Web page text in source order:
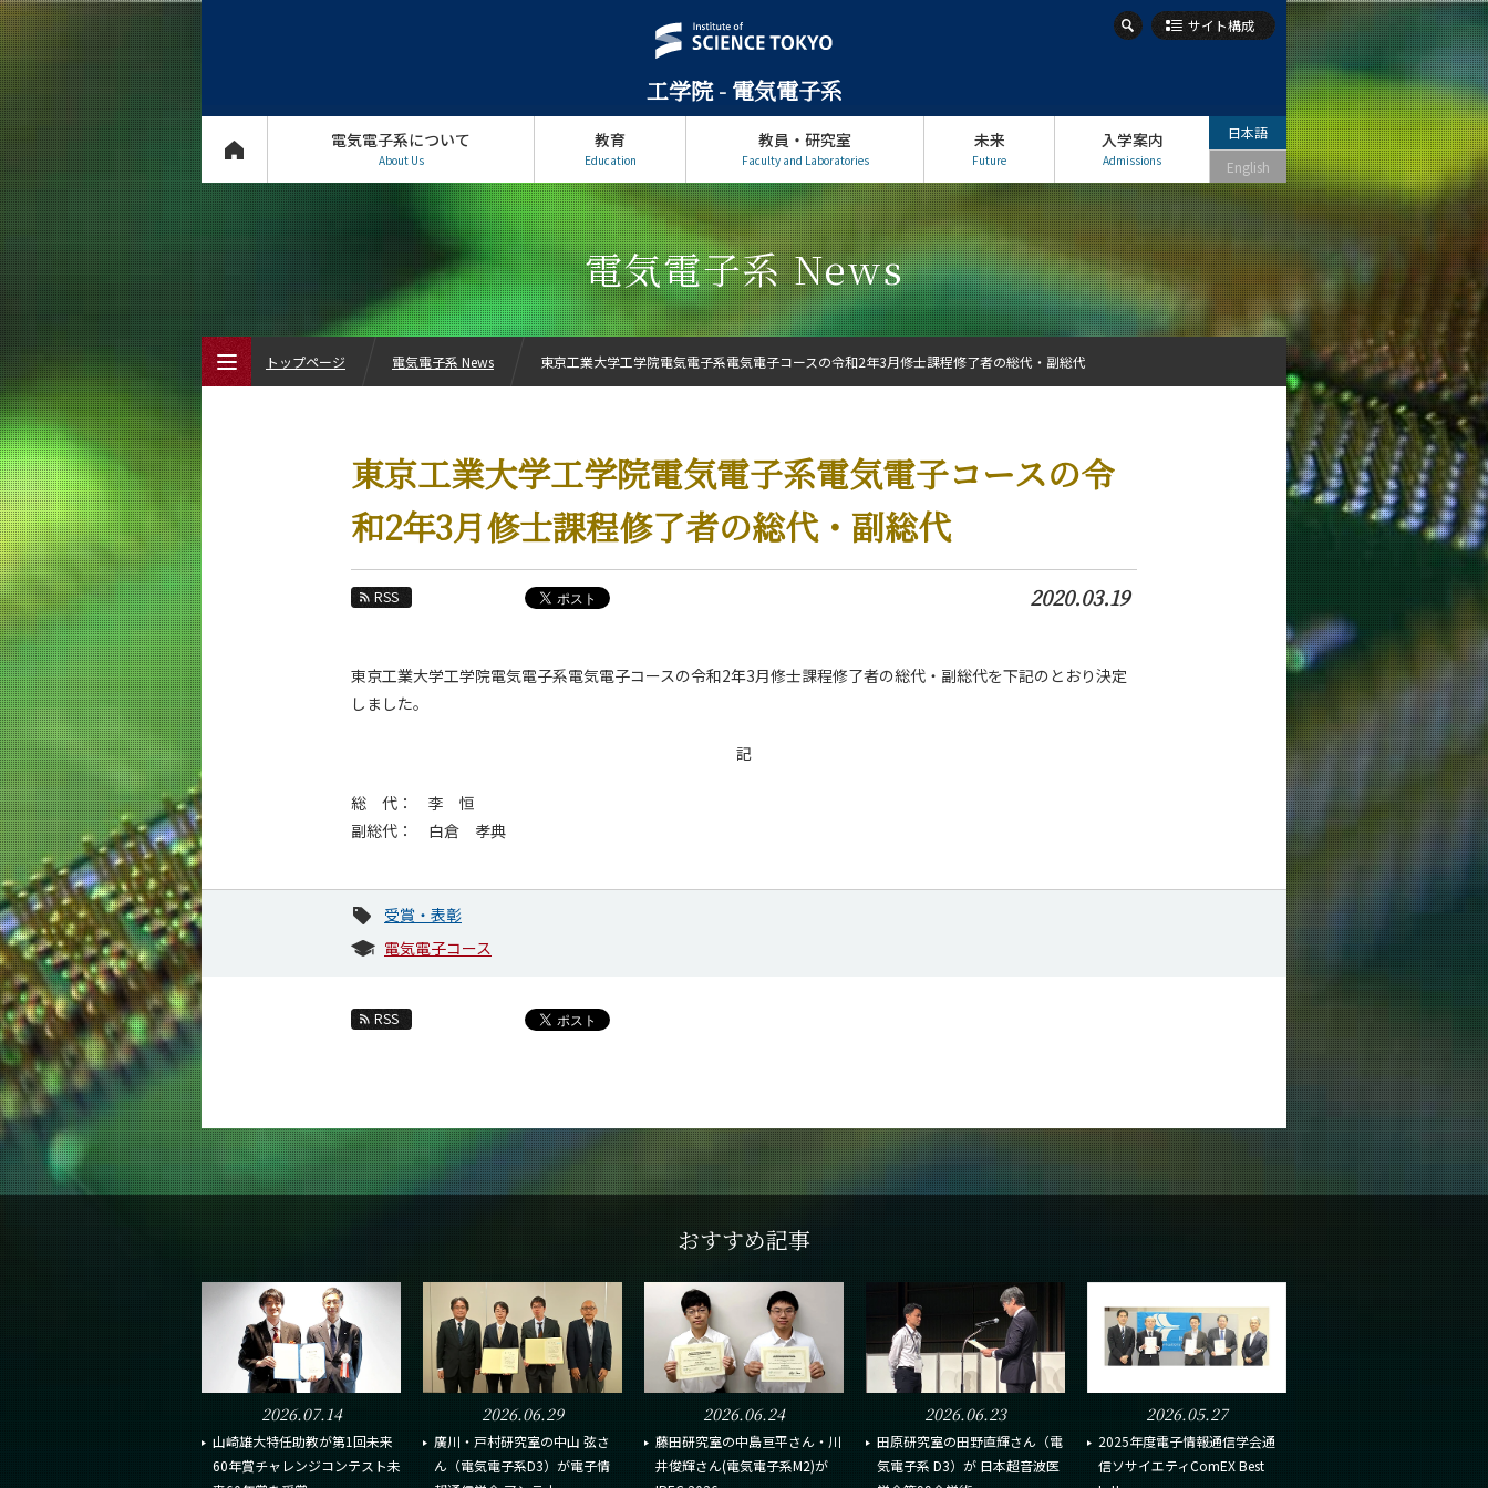
工学院 - 電気電子系
サイト構成
電気電子系について
About Us
教育
Education
教員・研究室
Faculty and Laboratories
未来
Future
入学案内
Admissions
日本語
English
電気電子系 News
東京工業大学工学院電気電子系電気電子コースの令
和2年3月修士課程修了者の総代・副総代
RSS 2020.03.19
東京工業大学工学院電気電子系電気電子コースの令和2年3月修士課程修了者の総代・副総代を下記のとおり決定
しました。
記
総 代： 李 恒
副総代： 白倉 孝典
受賞・表彰
電気電子コース
RSS
おすすめ記事
2026.07.14
山崎雄大特任助教が第1回未来
60年賞チャレンジコンテスト未
2026.06.29
廣川・戸村研究室の中山 弦さ
ん（電気電子系D3）が電子情
2026.06.24
藤田研究室の中島亘平さん・川
井俊輝さん(電気電子系M2)が
2026.06.23
田原研究室の田野直輝さん（電
気電子系 D3）が 日本超音波医
2026.05.27
2025年度電子情報通信学会通
信ソサイエティComEX Best
トップページ 電気電子系 News 東京工業大学工学院電気電子系電気電子コースの令和2年3月修士課程修了者の総代・副総代
電気電子系について